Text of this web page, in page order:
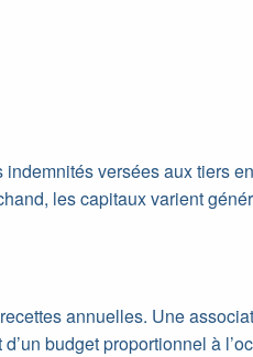
versées aux tiers
les capitaux varient
annuelles. Une
budget proportionnel à